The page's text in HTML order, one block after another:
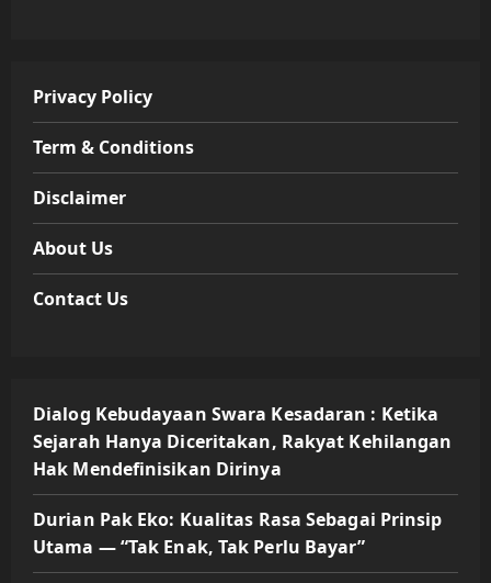
Privacy Policy
Term & Conditions
Disclaimer
About Us
Contact Us
Dialog Kebudayaan Swara Kesadaran : Ketika
Sejarah Hanya Diceritakan, Rakyat Kehilangan
Hak Mendefinisikan Dirinya
Durian Pak Eko: Kualitas Rasa Sebagai Prinsip
Utama — “Tak Enak, Tak Perlu Bayar”